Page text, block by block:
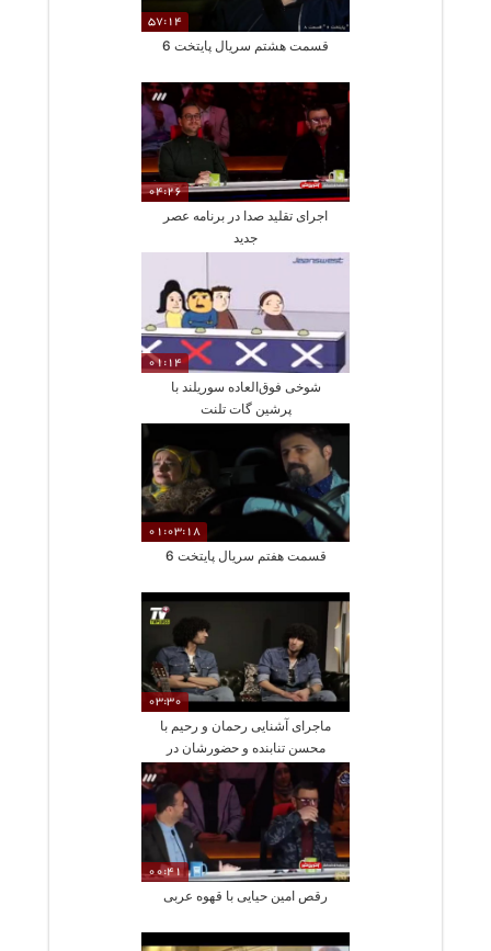
57:14
قسمت هشتم سریال پایتخت 6
04:26
اجرای تقلید صدا در برنامه عصر
جدید
01:14
شوخی فوق‌العاده سوریلند با
پرشین گات تلنت
01:03:18
قسمت هفتم سریال پایتخت 6
03:30
ماجرای آشنایی رحمان و رحیم با
محسن تنابنده و حضورشان در
پایتخت
00:41
رقص امین حیایی با قهوه عربی